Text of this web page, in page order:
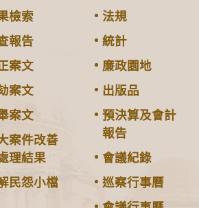
檢索
報告
案文
案文
案文
案件改善
理結果
民怨小檔
法規
統計
廉政園地
出版品
預決算及會計
報告
會議紀錄
巡察行事曆